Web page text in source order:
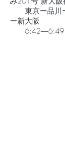
東京ー品川ー
ー新大阪
6:42―6:49